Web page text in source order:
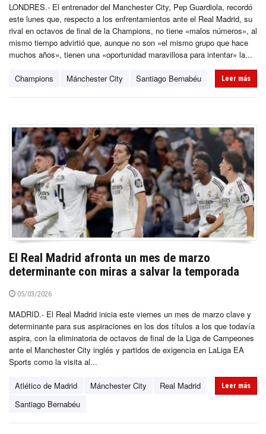
LONDRES.- El entrenador del Manchester City, Pep Guardiola, recordó
este lunes que, respecto a los enfrentamientos ante el Real Madrid, su
rival en octavos de final de la Champions, no tiene «malos números», al
mismo tiempo advirtió que, aunque no son «el mismo grupo que hace
muchos años», tienen una «oportunidad maravillosa para intentar» la...
Champions Mánchester City Santiago Bernabéu Leer más
El Real Madrid afronta un mes de marzo
determinante con miras a salvar la temporada
05/03/2026
MADRID.- El Real Madrid inicia este viernes un mes de marzo clave y
determinante para sus aspiraciones en los dos títulos a los que todavía
aspira, con la eliminatoria de octavos de final de la Liga de Campeones
ante el Manchester City inglés y partidos de exigencia en LaLiga EA
Sports como la visita al...
Atlético de Madrid Mánchester City
Real Madrid
Santiago Bernabéu
Leer más